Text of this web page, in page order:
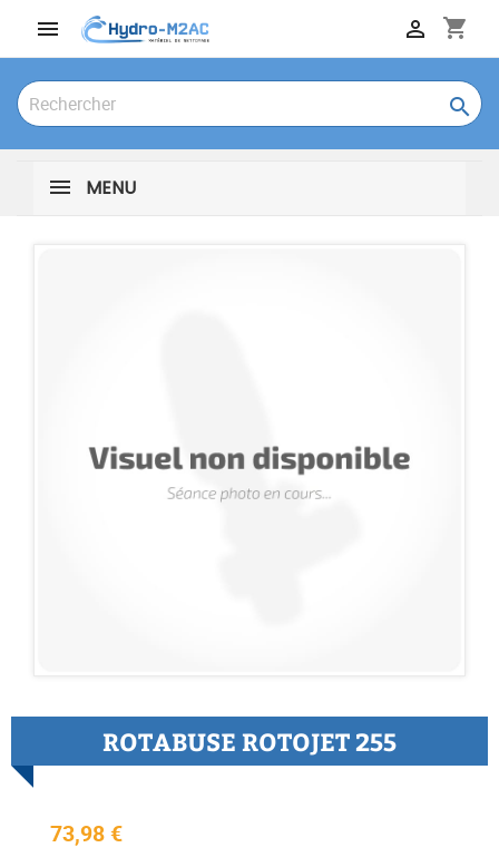
 shopping_cart


MENU
ROTABUSE ROTOJET 255
73,98 €